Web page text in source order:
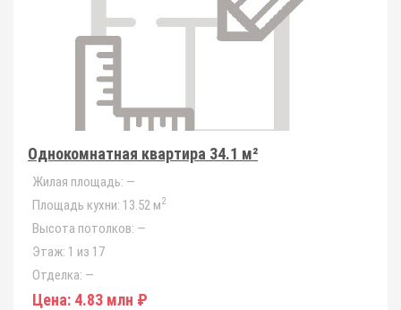
Однокомнатная квартира 34.1 м²
Жилая площадь: —
Площадь кухни: 13.52 м2
Высота потолков: —
Этаж: 1 из 17
Отделка: —
Цена: 4.83 млн ₽